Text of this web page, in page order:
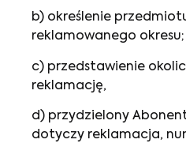
b) określenie
reklamowanego okresu;
c) przedstawienie
reklamację,
d) przydzielony
dotyczy reklamacja,